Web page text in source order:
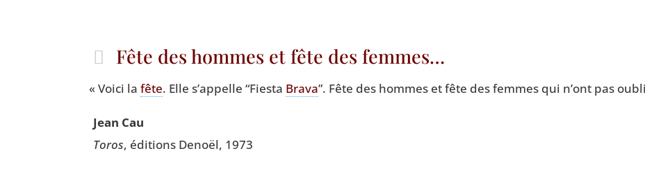
Fête des hommes et fête des femmes…
« Voi­ci la fête. Elle s’ap­pelle “Fies­ta Bra­va”. Fête des hommes et fête des femmes qui n’ont pas
Jean Cau
Toros, édi­tions Denoël, 1973